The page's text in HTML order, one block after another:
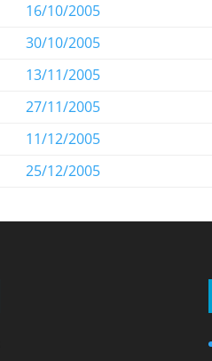
16/10/2005
30/10/2005
13/11/2005
27/11/2005
11/12/2005
25/12/2005